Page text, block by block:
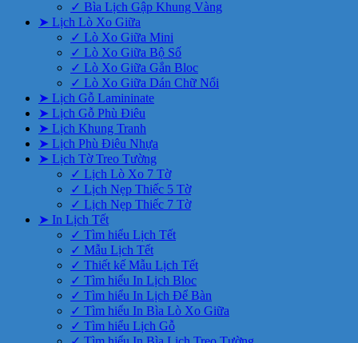
✓ Bìa Lịch Gập Khung Vàng
➤ Lịch Lò Xo Giữa
✓ Lò Xo Giữa Mini
✓ Lò Xo Giữa Bộ Số
✓ Lò Xo Giữa Gắn Bloc
✓ Lò Xo Giữa Dán Chữ Nổi
➤ Lịch Gỗ Lamininate
➤ Lịch Gỗ Phù Điêu
➤ Lịch Khung Tranh
➤ Lịch Phù Điêu Nhựa
➤ Lịch Tờ Treo Tường
✓ Lịch Lò Xo 7 Tờ
✓ Lịch Nẹp Thiếc 5 Tờ
✓ Lịch Nẹp Thiếc 7 Tờ
➤ In Lịch Tết
✓ Tìm hiểu Lịch Tết
✓ Mẫu Lịch Tết
✓ Thiết kế Mẫu Lịch Tết
✓ Tìm hiểu In Lịch Bloc
✓ Tìm hiểu In Lịch Để Bàn
✓ Tìm hiểu In Bìa Lò Xo Giữa
✓ Tìm hiểu Lịch Gỗ